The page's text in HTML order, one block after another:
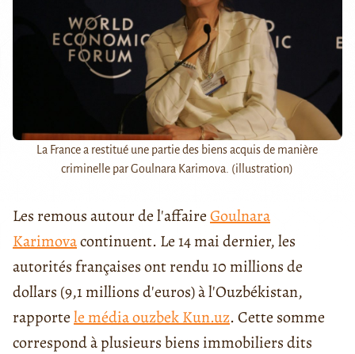
La France a restitué une partie des biens acquis de manière
criminelle par Goulnara Karimova. (illustration)
Les remous autour de l'affaireGoulnara
Karimovacontinuent. Le 14 mai dernier, les
autorités françaises ont rendu 10 millions de
dollars (9,1 millions d'euros) à l'Ouzbékistan,
rapportele média ouzbek Kun.uz. Cette somme
correspond à plusieurs biens immobiliers dits